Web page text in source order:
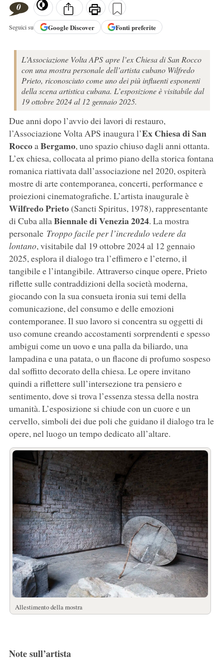
0
Seguici su GoogleDiscover Fonti preferite
L’Associazione Volta APS apre l’ex Chiesa di San Rocco
con una mostra personale dell’artista cubano Wilfredo
Prieto, riconosciuto come uno dei più influenti esponenti
della scena artistica cubana. L’esposizione è visitabile dal
19 ottobre 2024 al 12 gennaio 2025.
Due anni dopo l’avvio dei lavori di restauro,
l’Associazione Volta APS inaugura l’Ex Chiesa di San
RoccoaBergamo, uno spazio chiuso dagli anni ottanta.
L’ex chiesa, collocata al primo piano della storica fontana
romanica riattivata dall’associazione nel 2020, ospiterà
mostre di arte contemporanea, concerti, performance e
proiezioni cinematografiche. L’artista inaugurale è
Wilfredo Prieto(Sancti Spiritus, 1978), rappresentante
di Cuba allaBiennale di Venezia 2024. La mostra
personale Troppo facile per l’incredulo vedere da
lontano, visitabile dal 19 ottobre 2024 al 12 gennaio
2025, esplora il dialogo tra l’effimero e l’eterno, il
tangibile e l’intangibile. Attraverso cinque opere, Prieto
riflette sulle contraddizioni della società moderna,
giocando con la sua consueta ironia sui temi della
comunicazione, del consumo e delle emozioni
contemporanee. Il suo lavoro si concentra su oggetti di
uso comune creando accostamenti sorprendenti e spesso
ambigui come un uovo e una palla da biliardo, una
lampadina e una patata, o un flacone di profumo sospeso
dal soffitto decorato della chiesa. Le opere invitano
quindi a riflettere sull’intersezione tra pensiero e
sentimento, dove si trova l’essenza stessa della nostra
umanità. L’esposizione si chiude con un cuore e un
cervello, simboli dei due poli che guidano il dialogo tra le
opere, nel luogo un tempo dedicato all’altare.
Allestimento della mostra
Note sull’artista